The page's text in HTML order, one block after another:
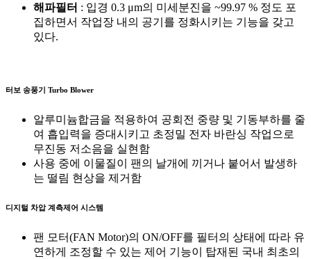
해파필터 : 입경 0.3 μm의 미세분진을 ~99.97 % 정도 포
집하면서 작업장 내의 공기를 정화시키는 기능을 갖고
있다.
터보 송풍기 Turbo Blower
알루미늄합금을 적용하여 공회전 중량 및 기동부하를 줄
여 흡입력을 증대시키고 초정밀 전자 바란싱 작업으로
무진동 저소음을 실현함
사용 중에 이물질이 팬의 날개에 끼거나 붙어서 발생하
는 떨림 현상을 제거함
디지털 차압 계측제어 시스템
팬 모터(FAN Motor)의 ON/OFF를 필터의 상태에 따라 유
연하게 조정할 수 있는 제어 기능이 탑재된 국내 최초의